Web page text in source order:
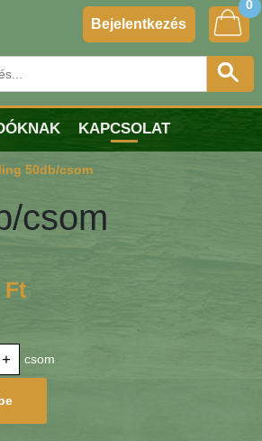
Bejelentkezés
0
KAPCSOLAT
50db/csom
csom
Ft
+ csom